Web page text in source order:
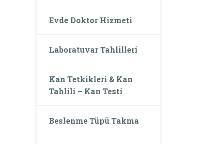
Evde Doktor Hizmeti
Laboratuvar Tahlilleri
Kan Tetkikleri & Kan
Tahlili – Kan Testi
Beslenme Tüpü Takma